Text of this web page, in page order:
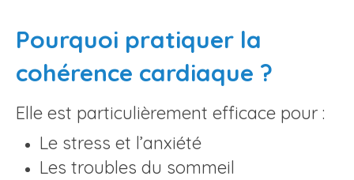
Pourquoi pratiquer la
cohérence cardiaque ?
Elle est particulièrement efficace pour :
Le stress et l’anxiété
Les troubles du sommeil